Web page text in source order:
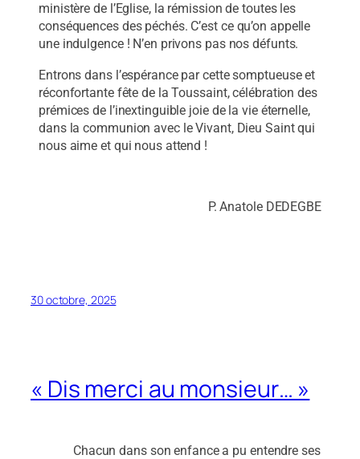
ministère de l’Eglise, la rémission de toutes les
conséquences des péchés. C’est ce qu’on appelle
une indulgence ! N’en privons pas nos défunts.
Entrons dans l’espérance par cette somptueuse et
réconfortante fête de la Toussaint, célébration des
prémices de l’inextinguible joie de la vie éternelle,
dans la communion avec le Vivant, Dieu Saint qui
nous aime et qui nous attend !
P. Anatole DEDEGBE
30 octobre, 2025
« Dis merci au monsieur… »
Chacun dans son enfance a pu entendre ses